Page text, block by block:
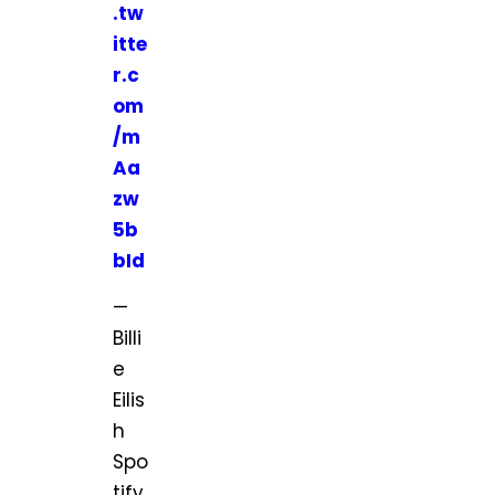
.tw
itte
r.c
om
/m
Aa
zw
5b
bId
—
Billi
e
Eilis
h
Spo